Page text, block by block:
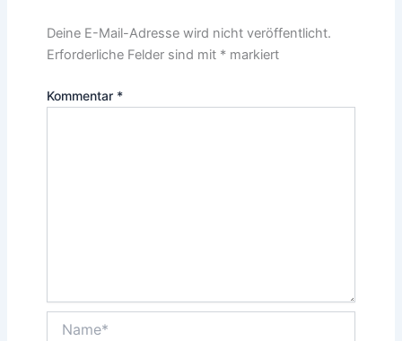
Deine E-Mail-Adresse wird nicht veröffentlicht.
Erforderliche Felder sind mit *markiert
Kommentar *